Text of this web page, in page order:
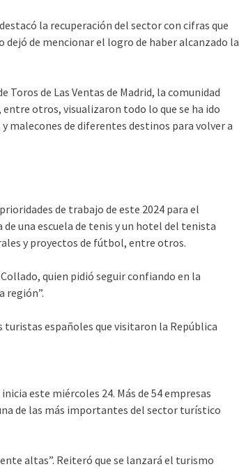
la recuperación del sector con cifras que
dejó de mencionar el logro de haber alcanzado la
de Las Ventas de Madrid, la comunidad
otros, visualizaron todo lo que se ha ido
malecones de diferentes destinos para volver a
de trabajo de este 2024 para el
una escuela de tenis y un hotel del tenista
y proyectos de fútbol, entre otros.
quien pidió seguir confiando en la
región”.
turistas españoles que visitaron la República
este miércoles 24. Más de 54 empresas
de las más importantes del sector turístico
altas”. Reiteró que se lanzará el turismo